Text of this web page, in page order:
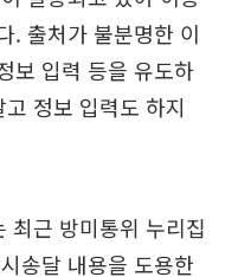
. 출처가 불분명한 이
보 입력 등을 유도하
정보 입력도 하지
최근 방미통위 누리집
송달 내용을 도용한